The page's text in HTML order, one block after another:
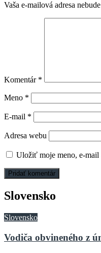
Vaša e-mailová adresa
Komentár *
Meno *
E-mail *
Adresa webu
Uložiť moje meno, e-mail
Slovensko
Slovensko
Vodiča obvineného z